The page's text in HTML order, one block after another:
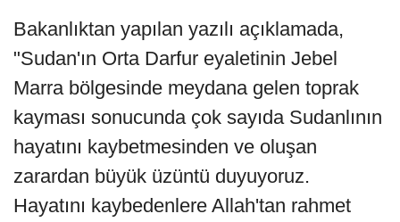
Bakanlıktan yapılan yazılı açıklamada,
"Sudan'ın Orta Darfur eyaletinin Jebel
Marra bölgesinde meydana gelen toprak
kayması sonucunda çok sayıda Sudanlının
hayatını kaybetmesinden ve oluşan
zarardan büyük üzüntü duyuyoruz.
Hayatını kaybedenlere Allah'tan rahmet